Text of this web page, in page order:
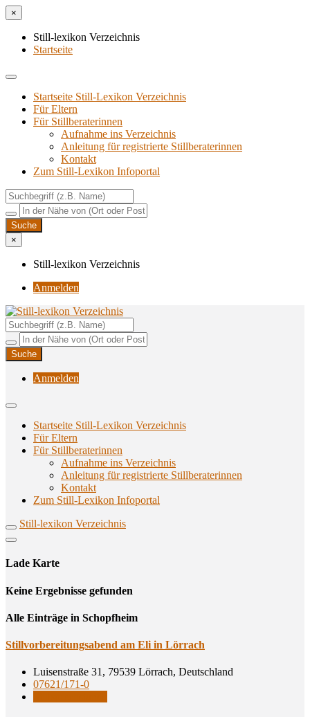
×
Still-lexikon Verzeichnis
Startseite
Startseite Still-Lexikon Verzeichnis
Für Eltern
Für Stillberaterinnen
Aufnahme ins Verzeichnis
Anlei­tung für regis­trier­te Stillberaterinnen
Kon­takt
Zum Still-Lexikon Infoportal
×
Still-lexikon Verzeichnis
Anmelden
Still-lexikon Verzeichnis
Unterstützungsangebote rund ums Stillen
Anmelden
Startseite Still-Lexikon Verzeichnis
Für Eltern
Für Stillberaterinnen
Aufnahme ins Verzeichnis
Anlei­tung für regis­trier­te Stillberaterinnen
Kon­takt
Zum Still-Lexikon Infoportal
Still-lexikon Verzeichnis
Lade Karte
Кeine Ergebnisse gefunden
Alle Einträge in Schopfheim
Still­vor­be­rei­tungs­abend am Eli in Lörrach
Luisenstraße 31, 79539 Lörrach, Deutschland
07621/171-0